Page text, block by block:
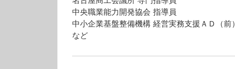
中央職業能力開発協会 指導員
中小企業基盤整備機構 経営実務支援ＡＤ（前）
など